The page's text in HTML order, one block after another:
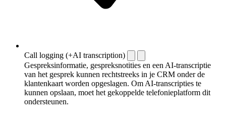
Call logging (+AI transcription)
Gespreksinformatie, gespreksnotities en een AI-transcriptie
van het gesprek kunnen rechtstreeks in je CRM onder de
klantenkaart worden opgeslagen. Om AI-transcripties te
kunnen opslaan, moet het gekoppelde telefonieplatform dit
ondersteunen.